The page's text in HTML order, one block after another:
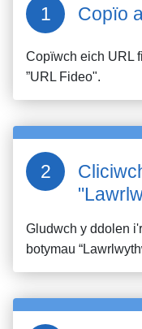
Copïo
Copïwch eich URL
”URL Fideo".
Gludwch y ddolen
botymau